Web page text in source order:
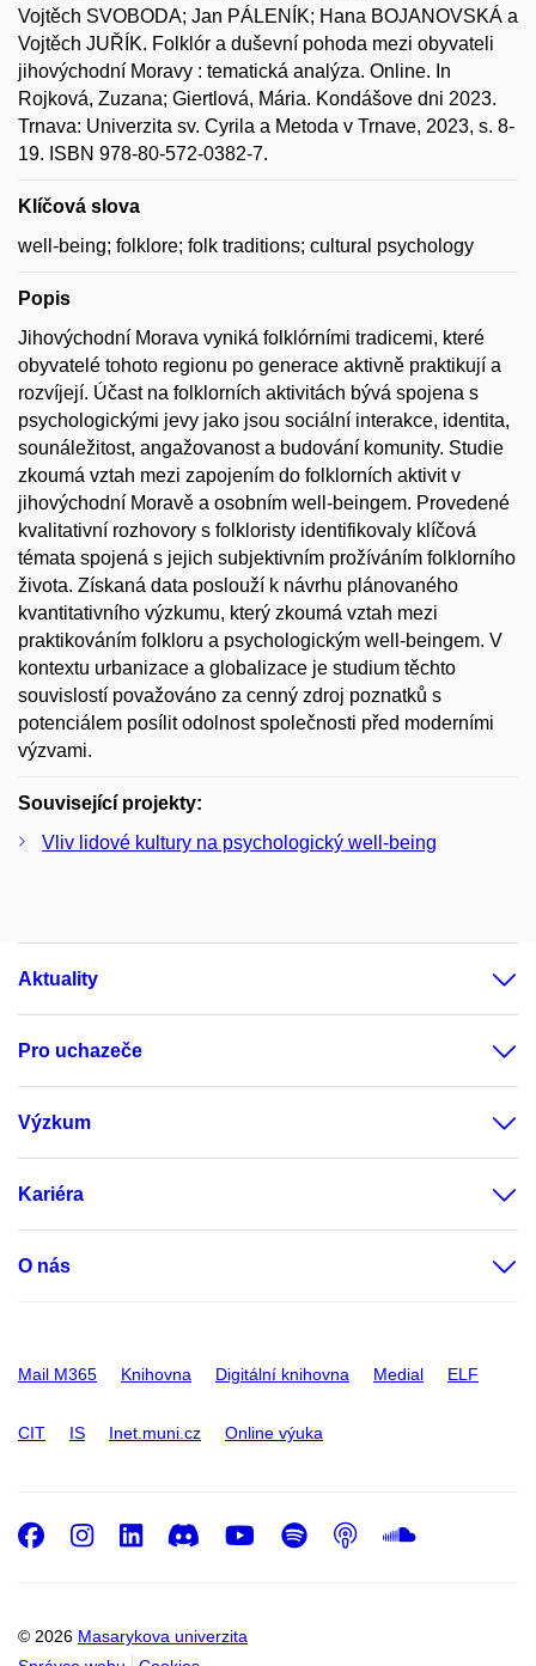
Vojtěch SVOBODA; Jan PÁLENÍK; Hana BOJANOVSKÁ a
Vojtěch JUŘÍK. Folklór a duševní pohoda mezi obyvateli
jihovýchodní Moravy : tematická analýza. Online. In
Rojková, Zuzana; Giertlová, Mária. Kondášove dni 2023.
Trnava: Univerzita sv. Cyrila a Metoda v Trnave, 2023, s. 8-
19. ISBN 978-80-572-0382-7.
Klíčová slova
well-being; folklore; folk traditions; cultural psychology
Popis
Jihovýchodní Morava vyniká folklórními tradicemi, které
obyvatelé tohoto regionu po generace aktivně praktikují a
rozvíjejí. Účast na folklorních aktivitách bývá spojena s
psychologickými jevy jako jsou sociální interakce, identita,
sounáležitost, angažovanost a budování komunity. Studie
zkoumá vztah mezi zapojením do folklorních aktivit v
jihovýchodní Moravě a osobním well-beingem. Provedené
kvalitativní rozhovory s folkloristy identifikovaly klíčová
témata spojená s jejich subjektivním prožíváním folklorního
života. Získaná data poslouží k návrhu plánovaného
kvantitativního výzkumu, který zkoumá vztah mezi
praktikováním folkloru a psychologickým well-beingem. V
kontextu urbanizace a globalizace je studium těchto
souvislostí považováno za cenný zdroj poznatků s
potenciálem posílit odolnost společnosti před moderními
výzvami.
Související projekty:
Vliv lidové kultury na psychologický well-being
Aktuality
Pro uchazeče
Výzkum
Kariéra
O nás
Mail M365 Knihovna Digitální knihovna Medial ELF
CIT IS Inet.muni.cz Online výuka
© 2026 Masarykova univerzita
Facebook
Instagram
LinkedIn
DiscordYoutube
Spotify
Podcast